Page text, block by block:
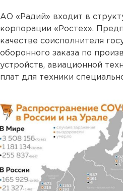
АО «Радий» входит в
корпорации «Ростех».
качестве соисполнителя
оборонного заказа по
устройств, авиационной
плат для техники